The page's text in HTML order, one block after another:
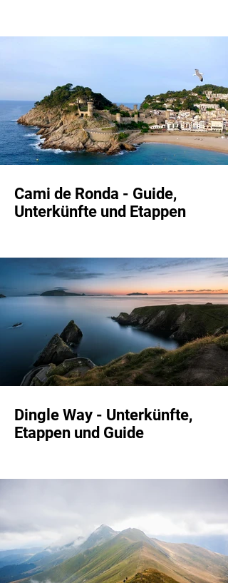
Cami de Ronda - Guide,
Unterkünfte und Etappen
Dingle Way - Unterkünfte,
Etappen und Guide